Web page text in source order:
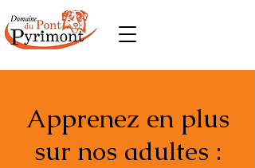
Apprenez en plus
sur nos adultes :